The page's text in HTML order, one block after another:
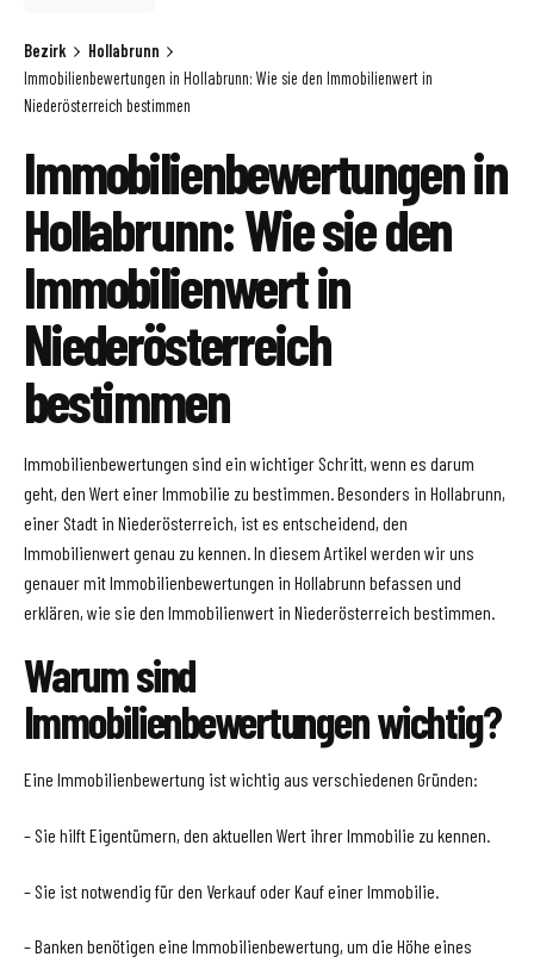
Bezirk
Hollabrunn
Immobilienbewertungen in Hollabrunn: Wie sie den Immobilienwert in
Niederösterreich bestimmen
Immobilienbewertungen in
Hollabrunn: Wie sie den
Immobilienwert in
Niederösterreich
bestimmen
Immobilienbewertungen sind ein wichtiger Schritt, wenn es darum
geht, den Wert einer Immobilie zu bestimmen. Besonders in Hollabrunn,
einer Stadt in Niederösterreich, ist es entscheidend, den
Immobilienwert genau zu kennen. In diesem Artikel werden wir uns
genauer mit Immobilienbewertungen in Hollabrunn befassen und
erklären, wie sie den Immobilienwert in Niederösterreich bestimmen.
Warum sind
Immobilienbewertungen wichtig?
Eine Immobilienbewertung ist wichtig aus verschiedenen Gründen:
– Sie hilft Eigentümern, den aktuellen Wert ihrer Immobilie zu kennen.
– Sie ist notwendig für den Verkauf oder Kauf einer Immobilie.
– Banken benötigen eine Immobilienbewertung, um die Höhe eines